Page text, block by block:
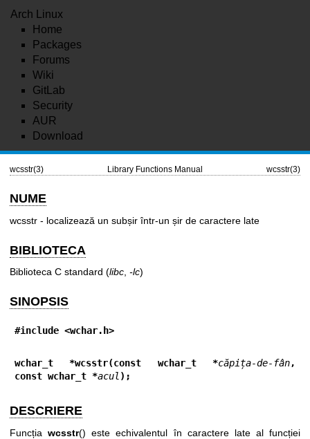
Arch Linux
Home
Packages
Forums
Wiki
GitLab
Security
AUR
Download
wcsstr(3) Library Functions Manual wcsstr(3)
NUME
wcsstr - localizează un subșir într-un șir de caractere late
BIBLIOTECA
Biblioteca C standard (libc -lc)
SINOPSIS
#include <wchar.h>
wchar_t *wcsstr(const wchar_t *căpița-de-fân,
const wchar_t *acul );
DESCRIERE
Funcțiawcsstr() este echivalentul în caractere late al funcției